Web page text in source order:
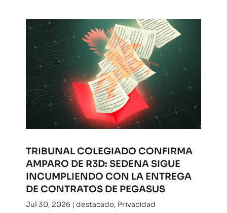
TRIBUNAL COLEGIADO CONFIRMA
AMPARO DE R3D: SEDENA SIGUE
INCUMPLIENDO CON LA ENTREGA
DE CONTRATOS DE PEGASUS
Jul 30, 2026| destacado, Privacidad